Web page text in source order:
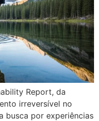
Report, da
irreversível no
busca por experiências